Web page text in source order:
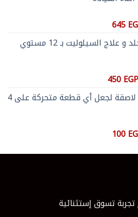
645السعر
هو: جهاز شد الجلد و علاج السيلوليت بـ 12 مستوي
السعر450EGP السعر
الحالي
هو: طقم عجلات لاصقة لجعل أي قطعة متحركة على 4
100السعر
هو:
تسوق إستثنائية